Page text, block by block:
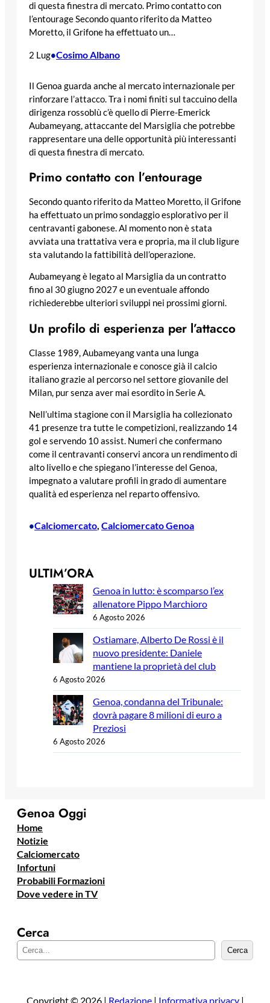
di questa finestra di mercato. Primo contatto con
l’entourage Secondo quanto riferito da Matteo
Moretto, il Grifone ha effettuato un…
2 Lug•Cosimo Albano
Il Genoa guarda anche al mercato internazionale per
rinforzare l’attacco. Tra i nomi finiti sul taccuino della
dirigenza rossoblù c’è quello di Pierre-Emerick
Aubameyang, attaccante del Marsiglia che potrebbe
rappresentare una delle opportunità più interessanti
di questa finestra di mercato.
Primo contatto con l’entourage
Secondo quanto riferito da Matteo Moretto, il Grifone
ha effettuato un primo sondaggio esplorativo per il
centravanti gabonese. Al momento non è stata
avviata una trattativa vera e propria, ma il club ligure
sta valutando la fattibilità dell’operazione.
Aubameyang è legato al Marsiglia da un contratto
fino al 30 giugno 2027 e un eventuale affondo
richiederebbe ulteriori sviluppi nei prossimi giorni.
Un profilo di esperienza per l’attacco
Classe 1989, Aubameyang vanta una lunga
esperienza internazionale e conosce già il calcio
italiano grazie al percorso nel settore giovanile del
Milan, pur senza aver mai esordito in Serie A.
Nell’ultima stagione con il Marsiglia ha collezionato
41 presenze tra tutte le competizioni, realizzando 14
gol e servendo 10 assist. Numeri che confermano
come il centravanti conservi ancora un rendimento di
alto livello e che spiegano l’interesse del Genoa,
impegnato a valutare profili in grado di aumentare
qualità ed esperienza nel reparto offensivo.
•Calciomercato Calciomercato Genoa
ULTIM’ORA
Genoa in lutto: è scomparso l’ex
allenatore Pippo Marchioro
6 Agosto 2026
Ostiamare, Alberto De Rossi è il
nuovo presidente: Daniele
mantiene la proprietà del club
6 Agosto 2026
Genoa, condanna del Tribunale:
dovrà pagare 8 milioni di euro a
Preziosi
6 Agosto 2026
Genoa Oggi
Home
Notizie
Calciomercato
Infortuni
Probabili Formazioni
Dove vedere in TV
Cerca
e
a
Cerca
Copyright © 2026 | Redazione | Informativa privacy|